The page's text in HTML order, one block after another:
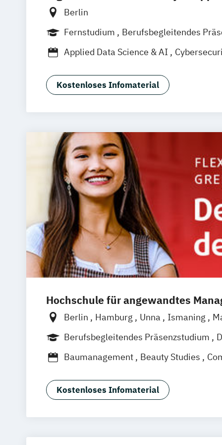
Berlin
Fernstudium
Berufsbegleitendes
Applied Data Science & AI
Digital Business Management
Kostenloses Infomaterial
Hochschule für angewandtes
Berlin Hamburg Unna Ismaning
Frankfurt
Hannover Leipzig
Nürnberg
Berufsbegleitendes Präsenzstudium
Vollzeit
Baumanagement Beauty Studies
Digital Entrepreneurship Digital
Eventmanagement Fashion & Beauty
General Management (DE/EN) Green
Kostenloses Infomaterial